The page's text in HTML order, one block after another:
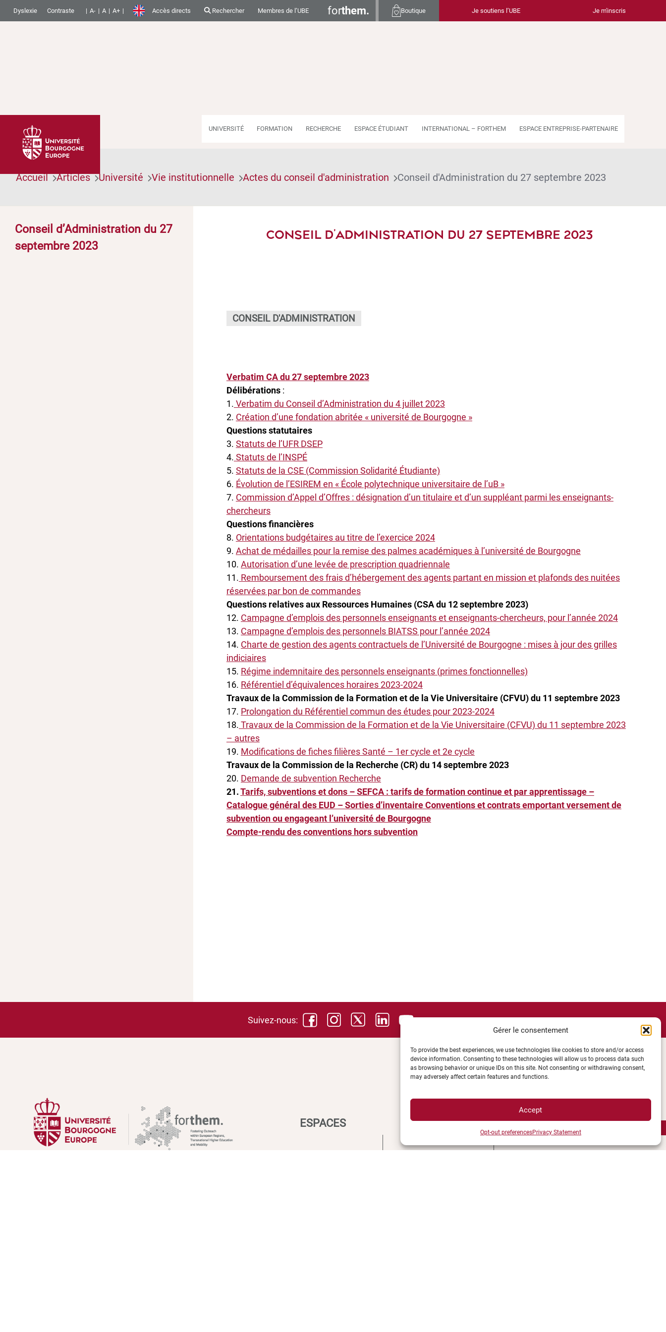
Gérer le consentement
To provide the best experiences, we use technologies like cookies to store and/or access
device information. Consenting to these technologies will allow us to process data such
as browsing behavior or unique IDs on this site. Not consenting or withdrawing consent,
may adversely affect certain features and functions.
Accept
Opt-out preferencesPrivacy Statement
Dyslexie Contraste A- A A+ Accès directs Rechercher Membres de l’UBE forthem. Boutique Je soutiens l’UBE Je m'inscris
UNIVERSITÉ FORMATION RECHERCHE ESPACE ÉTUDIANT INTERNATIONAL – FORTHEM ESPACE ENTREPRISE-PARTENAIRE
Accueil Articles Université Vie institutionnelle Actes du conseil d'administration Conseil d'Administration du 27 septembre 2023
Conseil d’Administration du 27
septembre 2023
CONSEIL D’ADMINISTRATION DU 27 SEPTEMBRE 2023
CONSEIL D'ADMINISTRATION
Verbatim CA du 27 septembre 2023
Délibérations:
1. Verbatim du Conseil d’Administration du 4 juillet 2023
2. Création d’une fondation abritée « université de Bourgogne »
Questions statutaires
3. Statuts de l’UFR DSEP
4. Statuts de l’INSPÉ
5. Statuts de la CSE (Commission Solidarité Étudiante)
6. Évolution de l’ESIREM en « École polytechnique universitaire de l’uB »
7. Commission d’Appel d’Offres : désignation d’un titulaire et d’un suppléant parmi les enseignants-
chercheurs
Questions financières
8. Orientations budgétaires au titre de l’exercice 2024
9. Achat de médailles pour la remise des palmes académiques à l’université de Bourgogne
10. Autorisation d’une levée de prescription quadriennale
11. Remboursement des frais d’hébergement des agents partant en mission et plafonds des nuitées
réservées par bon de commandes
Questions relatives aux Ressources Humaines (CSA du 12 septembre 2023)
12. Campagne d’emplois des personnels enseignants et enseignants-chercheurs, pour l’année 2024
13. Campagne d’emplois des personnels BIATSS pour l’année 2024
14. Charte de gestion des agents contractuels de l’Université de Bourgogne : mises à jour des grilles
indiciaires
15. Régime indemnitaire des personnels enseignants (primes fonctionnelles)
16. Référentiel d’équivalences horaires 2023-2024
Travaux de la Commission de la Formation et de la Vie Universitaire (CFVU) du 11 septembre 2023
17. Prolongation du Référentiel commun des études pour 2023-2024
18. Travaux de la Commission de la Formation et de la Vie Universitaire (CFVU) du 11 septembre 2023
– autres
19. Modifications de fiches filières Santé – 1er cycle et 2e cycle
Travaux de la Commission de la Recherche (CR) du 14 septembre 2023
20. Demande de subvention Recherche
21.Tarifs, subventions et dons – SEFCA : tarifs de formation continue et par apprentissage –
Catalogue général des EUD – Sorties d’inventaire Conventions et contrats emportant versement de
subvention ou engageant l’université de Bourgogne
Compte-rendu des conventions hors subvention
Suivez-nous:
ESPACES ACCÈS DIRECTS
INFORMATIONS
LÉGALES